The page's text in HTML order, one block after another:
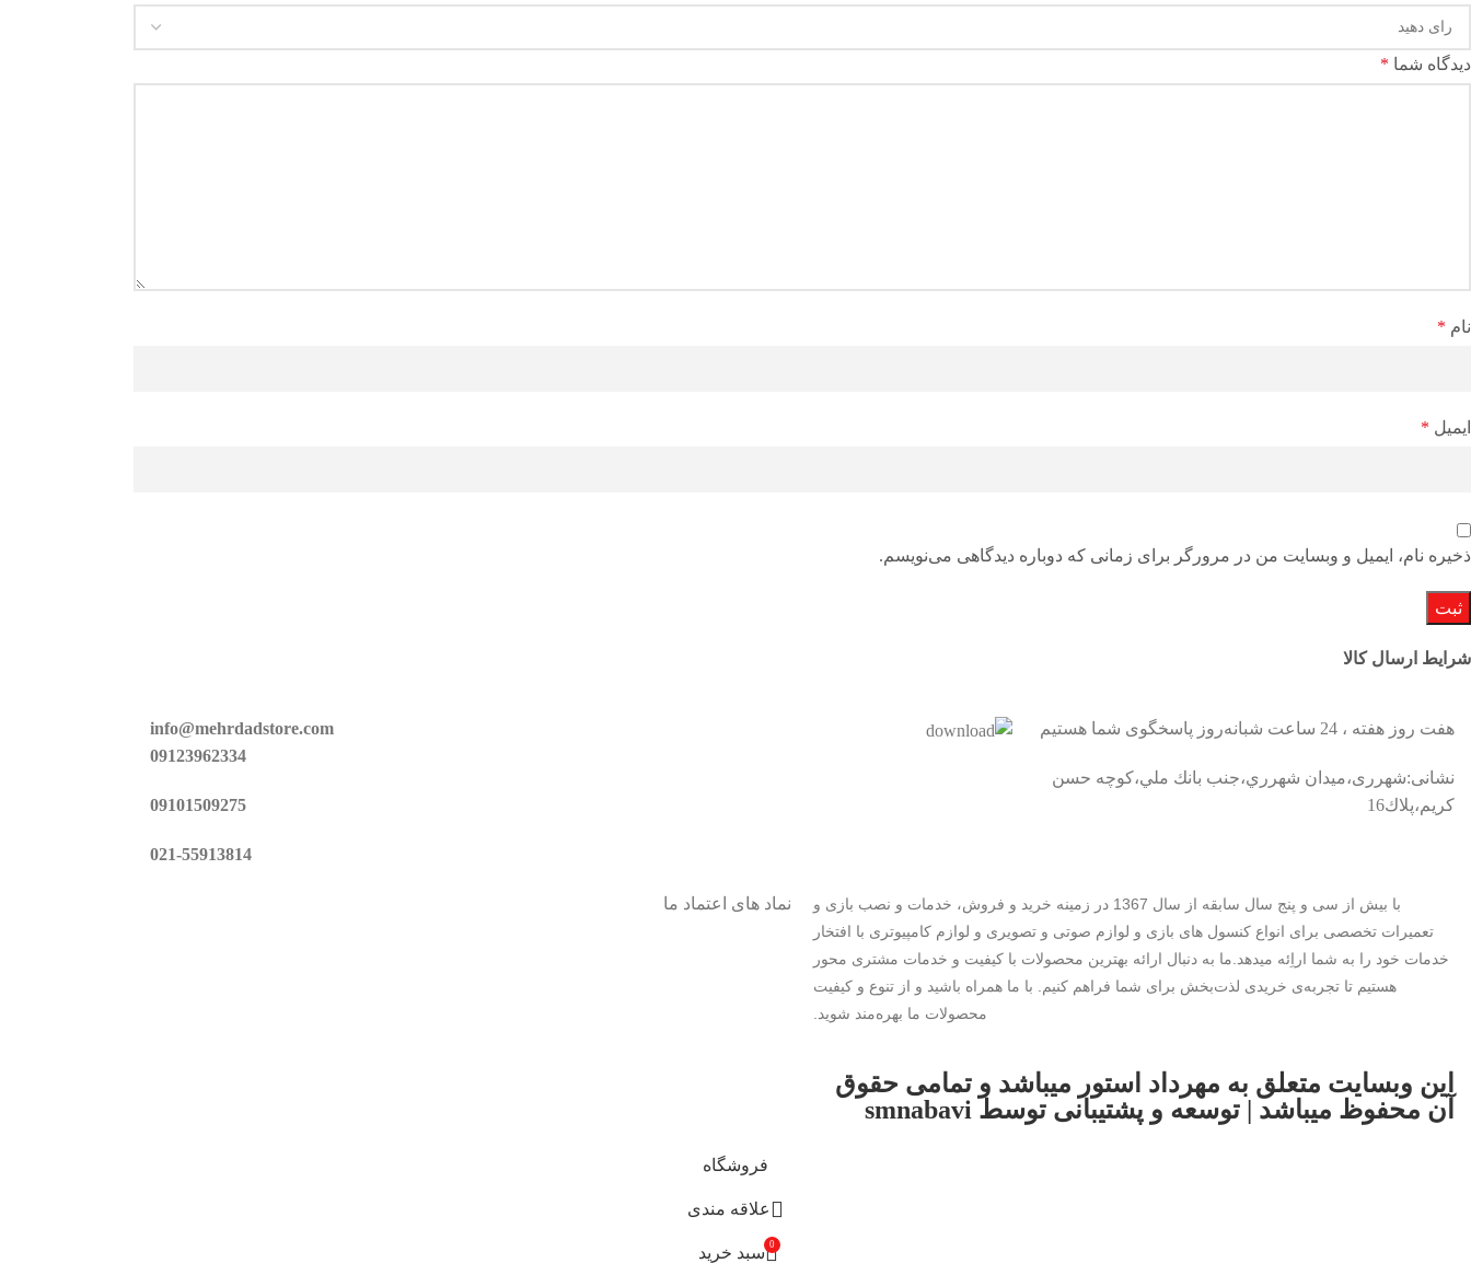
دیدگاه شما *
نام *
ایمیل *
ذخیره نام، ایمیل و وبسایت من در مرورگر برای زمانی که دوباره دیدگاهی می‌نویسم.
شرایط ارسال کالا
هفت روز هفته ، 24 ساعت شبانه‌روز پاسخگوی شما هستیم
نشانی:شهرری،ميدان شهرري،جنب بانك ملي،كوچه حسن
كريم،پلاك16
info@mehrdadstore.com
09123962334
09101509275
021-55913814
با بیش از سی و پنج سال سابقه از سال 1367 در زمینه خرید و فروش، خدمات و نصب بازی و
تعمیرات تخصصی برای انواع کنسول های بازی و لوازم صوتی و تصویری و لوازم کامپیوتری با افتخار
خدمات خود را به شما اراِئه میدهد.ما به دنبال ارائه بهترین محصولات با کیفیت و خدمات مشتری محور
هستیم تا تجربه‌ی خریدی لذت‌بخش برای شما فراهم کنیم. با ما همراه باشید و از تنوع و کیفیت
محصولات ما بهره‌مند شوید.
نماد های اعتماد ما
اين وبسايت متعلق به مهرداد استور ميباشد و تمامی حقوق
آن محفوظ ميباشد | توسعه و پشتیبانی توسط smnabavi
فروشگاه
علاقه مندی
0 سبد خرید